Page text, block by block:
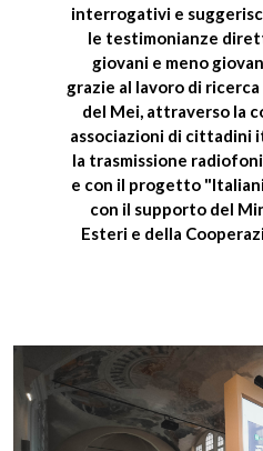
interrogativi e
le testimonianze
giovani e meno
grazie al lavoro di
del Mei, attraverso la
associazioni di cittadini
la trasmissione
e con il progetto
con il supporto del
Esteri e della